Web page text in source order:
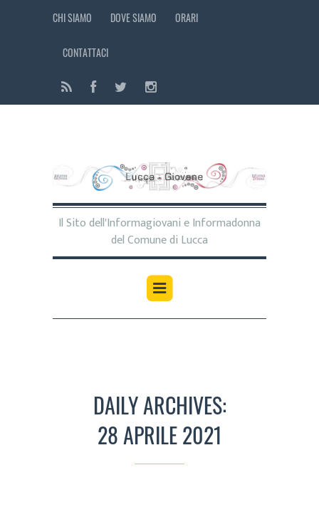
CHI SIAMO DOVE SIAMO ORARI
CONTATTACI
Il Sito dell'Informagiovani e Informadonna
del Comune di Lucca
DAILY ARCHIVES:
28 APRILE 2021